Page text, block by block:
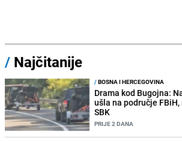
/ Najčitanije
/BOSNA I HERCEGOVINA
Drama kod Bugojna:
ušla na područje
SBK
PRIJE 2 DANA